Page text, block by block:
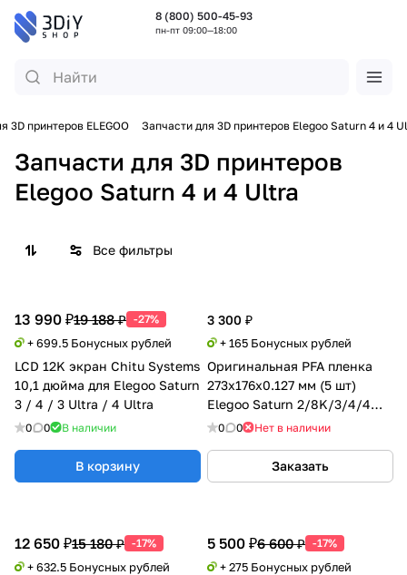
8 (800) 500-45-93
пн-пт 09:00—18:00
3D принтеров ELEGOO Запчасти для 3D принтеров Elegoo Saturn 4 и 4
Запчасти для 3D принтеров
Elegoo Saturn 4 и 4 Ultra
Все фильтры
13 990 ₽19 188 ₽ -27%
+ 699.5 Бонусных рублей
LCD 12K экран Chitu Systems
10,1 дюйма для Elegoo Saturn
3 / 4 / 3 Ultra / 4 Ultra
0 0 В наличии
В корзину
3 300 ₽
+ 165 Бонусных рублей
Оригинальная PFA пленка
273x176x0.127 мм (5 шт)
Elegoo Saturn 2/8K/3/4/4
Ultra/4 Ultra 16K
0 0 Нет в наличии
Заказать
12 650 ₽15 180 ₽ -17%
+ 632.5 Бонусных рублей
5 500 ₽6 600 ₽ -17%
+ 275 Бонусных рублей